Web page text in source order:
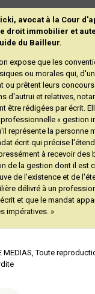
avocat à la Cour
droit immobilier et
du Bailleur.
expose que les
ou morales qui,
ou prêtent leurs
d'autrui et relatives,
être rédigées par écrit.
« gestion
représente la personne
écrit qui précise
à recevoir des
de la gestion dont il est
de l'existence et de
délivré à un
et que le mandat
impératives. »
MEDIAS, Toute